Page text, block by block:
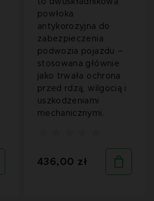
powłoka
antykorozyjna do
zabezpieczenia
podwozia pojazdu –
stosowana głównie
jako trwała ochrona
przed rdzą, wilgocią i
uszkodzeniami
mechanicznymi.
436,00 zł